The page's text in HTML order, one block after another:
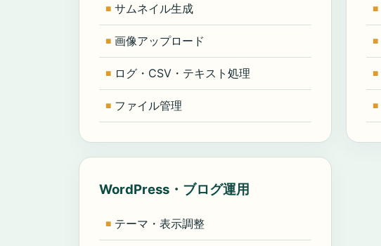
サムネイル生成
画像アップロード
ログ・CSV・テキスト処理
ファイル管理
WordPress・ブログ運用
テーマ・表示調整